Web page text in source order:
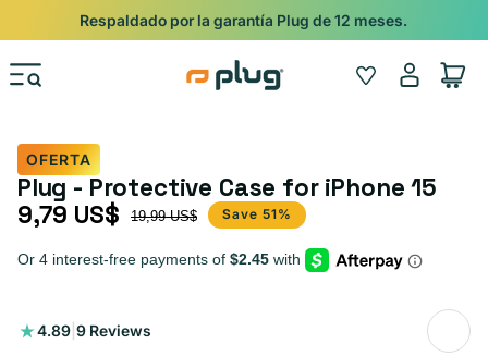
Ir al contenido
Respaldado por la garantía Plug de 12 meses.
Wishlist
Iniciar
sesión
Carrito
OFERTA
Plug - Protective Case for iPhone 15
Precio de oferta
9,79 US$
Precio habitual19,99 US$ Save 51%
4.89 9 Reviews
9